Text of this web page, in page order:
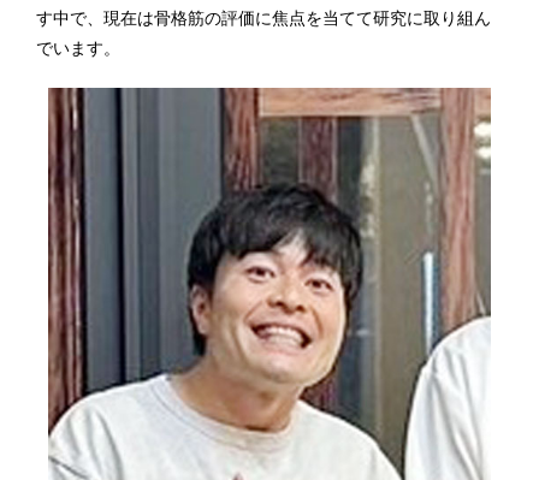
す中で、現在は骨格筋の評価に焦点を当てて研究に取り組ん
でいます。